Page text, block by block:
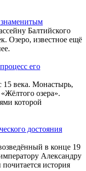
знаменитым
Балтийского
Озеро, известное ещё
его
15 века. Монастырь,
озера».
которой
достояния
в конце 19
Александру
история